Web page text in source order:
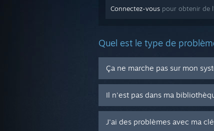
Connectez-vous pour obtenir de
Quel est le type de
Ça ne marche pas sur mon
Il n'est pas dans ma
J'ai des problèmes avec ma